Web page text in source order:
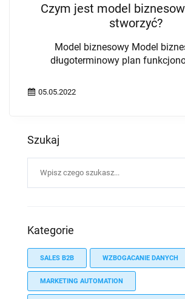
Szukaj
Kategorie
SALES B2B WZBOGACANIE DANYCH
MARKETING AUTOMATION
Czym jest model
stworzyć?
Model biznesowy Model
długoterminowy plan
05.05.2022